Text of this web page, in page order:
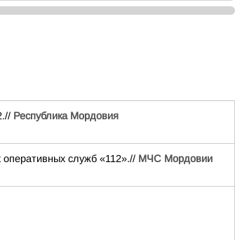
Республика Мордовия
служб «112».// МЧС Мордовии